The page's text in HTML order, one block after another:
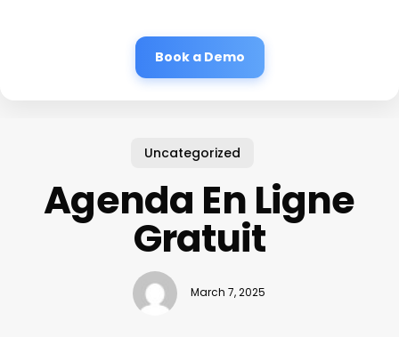
Book a Demo
Uncategorized
Agenda En Ligne
Gratuit
March 7, 2025